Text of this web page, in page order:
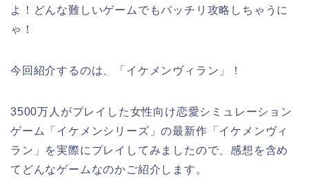
よ！どんな難しいゲームでもバッチリ攻略しちゃうに
ゃ！
今回紹介するのは、「イケメンヴィラン」！
3500万人がプレイした女性向け恋愛シミュレーション
ゲーム「イケメンシリーズ」の最新作「イケメンヴィ
ラン」を実際にプレイしてみましたので、感想を含め
てどんなゲームなのかご紹介します。